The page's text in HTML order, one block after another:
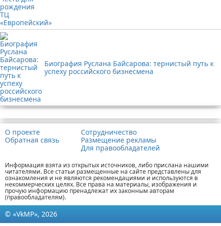
Биография Руслана Байсарова: тернистый путь к
успеху российского бизнесмена
О проекте
Обратная связь
Сотрудничество
Размещение рекламы
Для правообладателей
Информация взята из открытых источников, либо прислана нашими
читателями. Все статьи размещенные на сайте представлены для
ознакомления и не являются рекомендациями и используются в
некоммерческих целях. Все права на материалы, изображения и
прочую информацию пренадлежат их законным авторам
(правообладателям).
© «VkMP», 2026